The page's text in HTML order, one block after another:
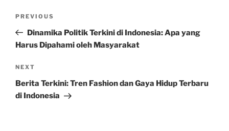
Previous
Post
PREVIOUS
Dinamika Politik Terkini di Indonesia: Apa yang
Harus Dipahami oleh Masyarakat
Next
Post
NEXT
Berita Terkini: Tren Fashion dan Gaya Hidup Terbaru
di Indonesia